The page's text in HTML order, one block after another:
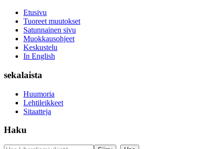
Etusivu
Tuoreet muutokset
Satunnainen sivu
Muokkausohjeet
Keskustelu
In English
sekalaista
Huumoria
Lehtileikkeet
Sitaatteja
Haku